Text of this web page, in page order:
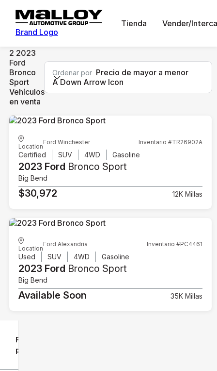
Brand Logo
Tienda Vender/
Filtrar
por
2 2023
Ford
Bronco
Sport
Vehículos
en venta
Ordenar por Precio de mayor a menor
A Down Arrow Icon
Location
Ford Winchester Inventario #TR26902A
Certified SUV 4WD Gasoline
2023 Ford Bronco Sport
Big Bend
$30,972 12K Millas
Location
Ford Alexandria Inventario #PC4461
Used SUV 4WD Gasoline
2023 Ford Bronco Sport
Big Bend
Available Soon 35K Millas